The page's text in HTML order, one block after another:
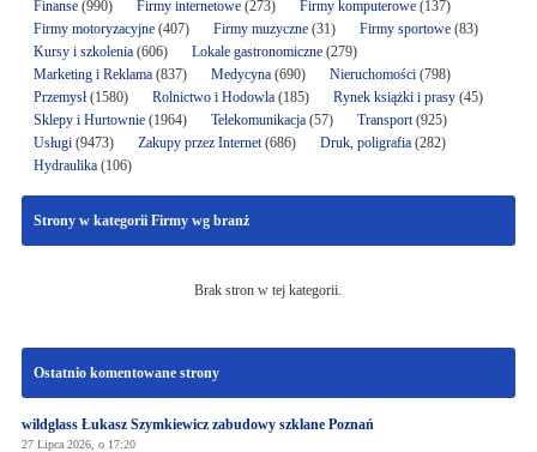
Finanse(990) Firmy internetowe (273) Firmy komputerowe(137)
Firmy motoryzacyjne(407) Firmy muzyczne(31) Firmy sportowe(83)
Kursy i szkolenia(606) Lokale gastronomiczne(279)
Marketing i Reklama(837) Medycyna(690) Nieruchomości(798)
Przemysł(1580) Rolnictwo i Hodowla(185) Rynek książki i prasy(45)
Sklepy i Hurtownie(1964) Telekomunikacja(57) Transport(925)
Usługi(9473) Zakupy przez Internet(686) Druk, poligrafia(282)
Hydraulika(106)
Strony w kategorii Firmy wg branż
Brak stron w tej kategorii.
Ostatnio komentowane strony
wildglass Łukasz Szymkiewicz zabudowy szklane Poznań
27 Lipca 2026, o 17:20